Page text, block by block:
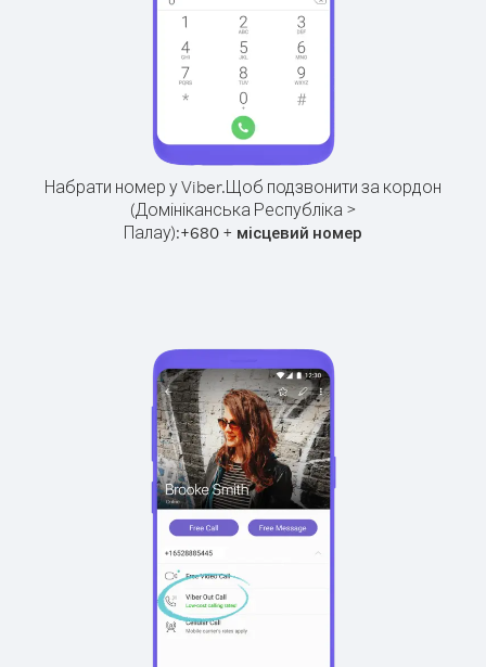
Набрати номер у Viber.Щоб подзвонити за кордон
(Домініканська Республіка >
Палау):+680 + місцевий номер